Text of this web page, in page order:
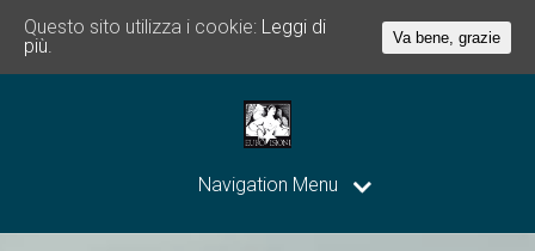
Navigation Menu
Questo sito utilizza i cookie: Leggi di
più.
Va bene, grazie